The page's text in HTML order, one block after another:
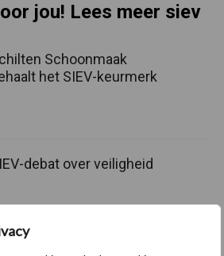
jou! Lees meer siev
Schoonmaak
het SIEV-keurmerk
debat over veiligheid